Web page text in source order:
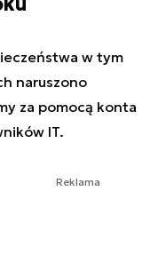
w tym
naruszono
za pomocą konta
IT.
Reklama